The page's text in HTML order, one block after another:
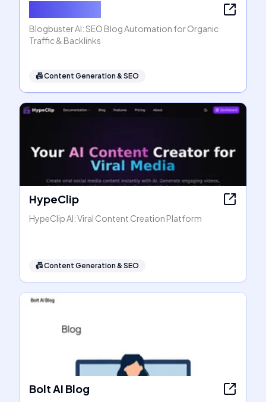
Blogbuster AI: SEO Blog Automation for Organic
Traffic & Backlinks
📠Content Generation & SEO
HypeClip
HypeClip AI: Viral Content Creation Platform
📠Content Generation & SEO
Bolt AI Blog